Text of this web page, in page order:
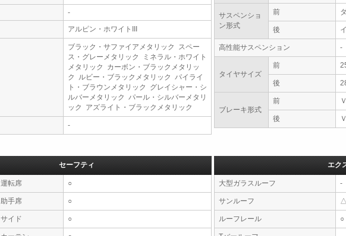
-
アルピン・ホワイトIII
ブラック・サファイアメタリック スペー
ス・グレーメタリック ミネラル・ホワイト
メタリック カーボン・ブラックメタリッ
ク ルビー・ブラックメタリック パイライ
ト・ブラウンメタリック グレイシャー・シ
ルバーメタリック パール・シルバーメタリ
ック アズライト・ブラックメタリック
-
サスペンショ
ン形式
前
後
高性能サスペンション -
タイヤサイズ
前
後
ブレーキ形式
前
後
セーフティ
運転席 ○
助手席 ○
サイド ○
エク
大型ガラスルーフ -
サンルーフ
ルーフレール ○